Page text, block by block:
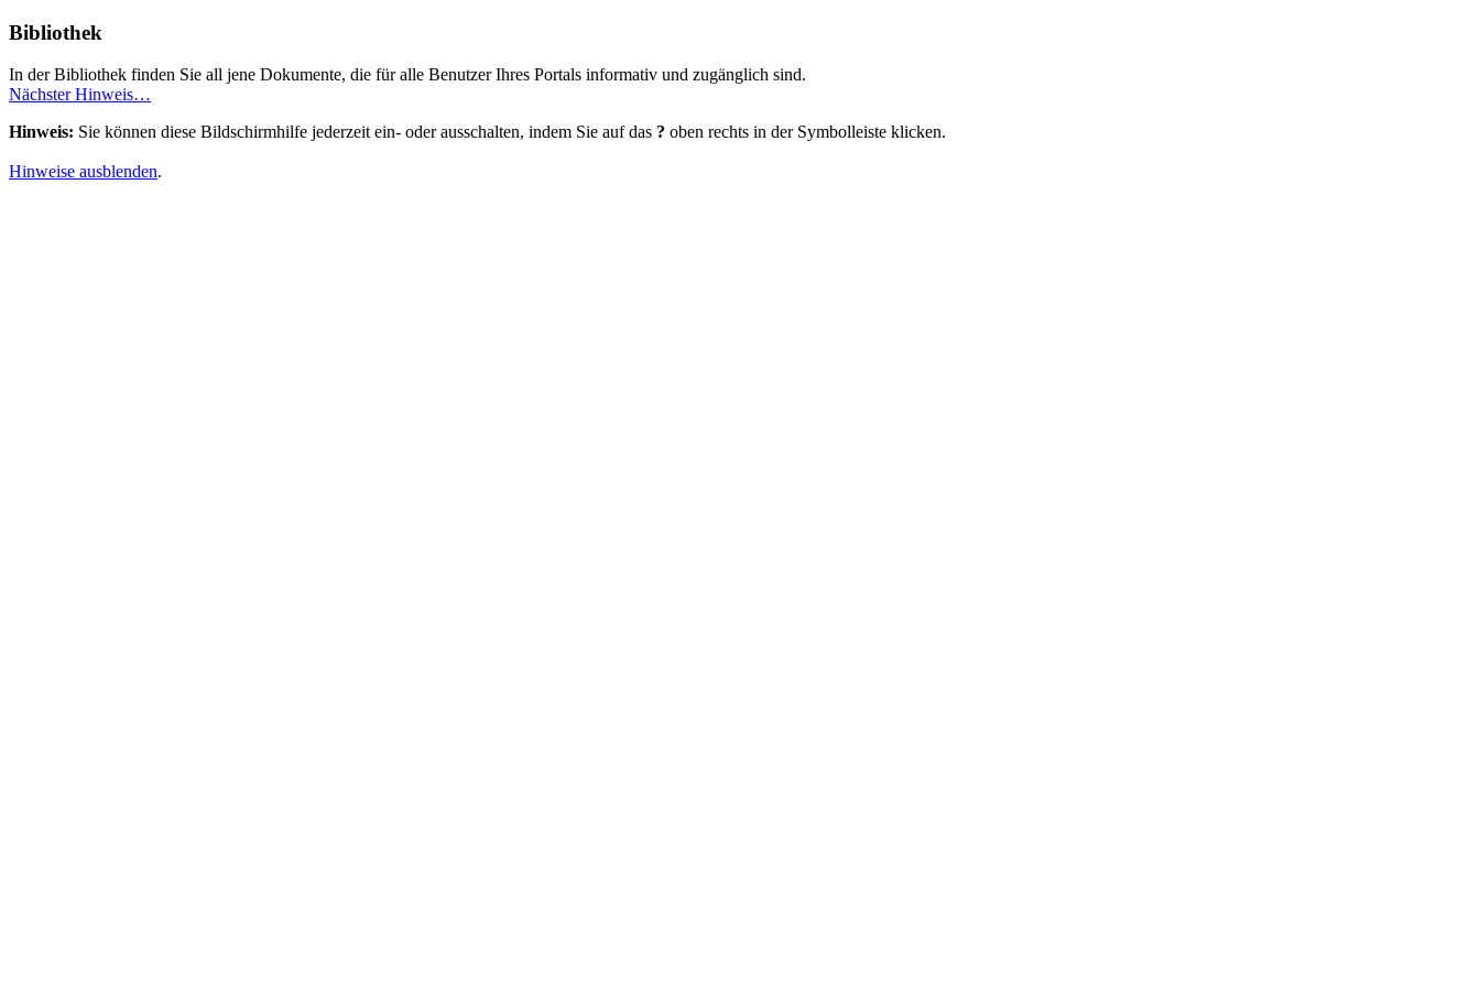
Bibliothek
In der Bibliothek finden Sie all jene Dokumente, die für alle Benutzer Ihres Portals informativ und zugänglich sind.
Nächster Hinweis…
Hinweis: Sie können diese Bildschirmhilfe jederzeit ein- oder ausschalten, indem Sie auf das ? oben rechts in der Symbolleiste klicken.
Hinweise ausblenden.